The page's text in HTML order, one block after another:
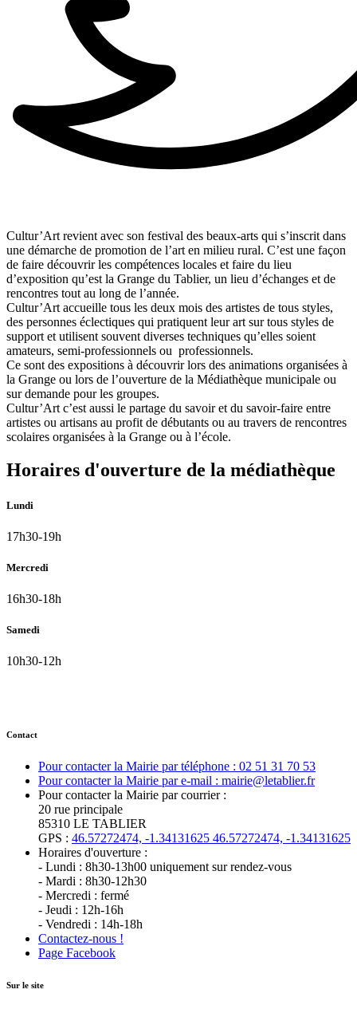
Cultur’Art revient avec son festival des beaux-arts qui s’inscrit dans
une démarche de promotion de l’art en milieu rural. C’est une façon
de faire découvrir les compétences locales et faire du lieu
d’exposition qu’est la Grange du Tablier, un lieu d’échanges et de
rencontres tout au long de l’année.
Cultur’Art accueille tous les deux mois des artistes de tous styles,
des personnes éclectiques qui pratiquent leur art sur tous styles de
support et utilisent souvent diverses techniques qu’elles soient
amateurs, semi-professionnels ou professionnels.
Ce sont des expositions à découvrir lors des animations organisées à
la Grange ou lors de l’ouverture de la Médiathèque municipale ou
sur demande pour les groupes.
Cultur’Art c’est aussi le partage du savoir et du savoir-faire entre
artistes ou artisans au profit de débutants ou au travers de rencontres
scolaires organisées à la Grange ou à l’école.
Horaires d'ouverture de la médiathèque
Lundi
17h30-19h
Mercredi
16h30-18h
Samedi
10h30-12h
Contact
Pour contacter la Mairie par téléphone : 02 51 31 70 53
Pour contacter la Mairie par e-mail : mairie@letablier.fr
Pour contacter la Mairie par courrier :
20 rue principale
85310 LE TABLIER
GPS : 46.57272474, -1.34131625 46.57272474, -1.34131625
Horaires d'ouverture :
- Lundi : 8h30-13h00 uniquement sur rendez-vous
- Mardi : 8h30-12h30
- Mercredi : fermé
- Jeudi : 12h-16h
- Vendredi : 14h-18h
Contactez-nous !
Page Facebook
Sur le site